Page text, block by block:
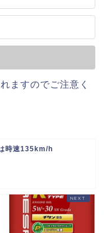
ますのでご注意く
時速135km/h